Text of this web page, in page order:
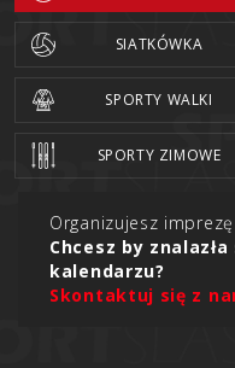
SIATKÓWKA
SPORTY WALKI
SPORTY ZIMOWE
Organizujesz
Chcesz by
kalendarzu?
Skontaktuj się z